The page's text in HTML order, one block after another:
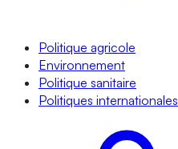
Politique agricole
Environnement
Politique sanitaire
Politiques internationales